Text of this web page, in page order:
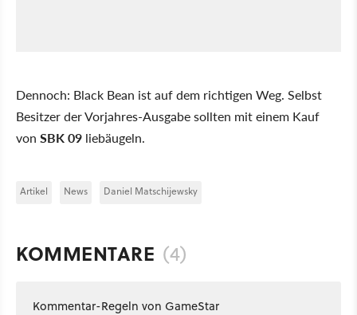
Dennoch: Black Bean ist auf dem richtigen Weg. Selbst
Besitzer der Vorjahres-Ausgabe sollten mit einem Kauf
von SBK 09 liebäugeln.
Artikel News Daniel Matschijewsky
KOMMENTARE (4)
Kommentar-Regeln von GameStar